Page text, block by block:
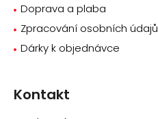
Doprava a plaba
Zpracování osobních údajů
Dárky k objednávce
Kontakt